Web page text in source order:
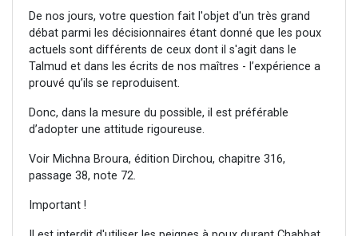
De nos jours, votre question fait l'objet d'un très grand
débat parmi les décisionnaires étant donné que les poux
actuels sont différents de ceux dont il s'agit dans le
Talmud et dans les écrits de nos maîtres - l’expérience a
prouvé qu’ils se reproduisent.
Donc, dans la mesure du possible, il est préférable
d’adopter une attitude rigoureuse.
Voir Michna Broura, édition Dirchou, chapitre 316,
passage 38, note 72.
Important !